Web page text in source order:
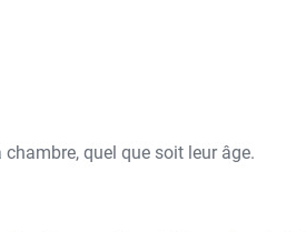
quel que soit leur âge.